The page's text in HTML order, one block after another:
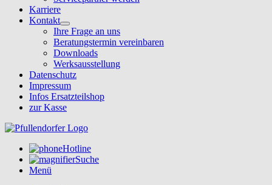
Karriere
Kontakt
Ihre Frage an uns
Beratungstermin vereinbaren
Downloads
Werksausstellung
Datenschutz
Impressum
Infos Ersatzteilshop
zur Kasse
Hotline
Suche
Menü